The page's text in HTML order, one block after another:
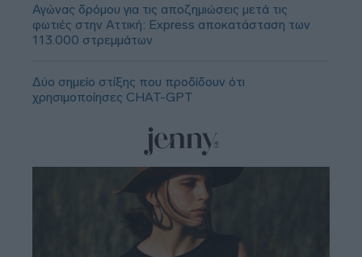
Αγώνας δρόμου για τις αποζημιώσεις μετά τις
φωτιές στην Αττική: Express αποκατάσταση των
113.000 στρεμμάτων
Δύο σημείο στίξης που προδίδουν ότι
χρησιμοποίησες CHAT-GPT